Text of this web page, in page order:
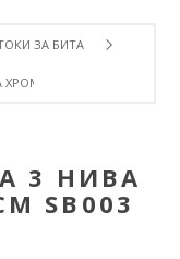
ЗА БИТА
21Х21Х49СМ SB003
3 НИВА
SB003